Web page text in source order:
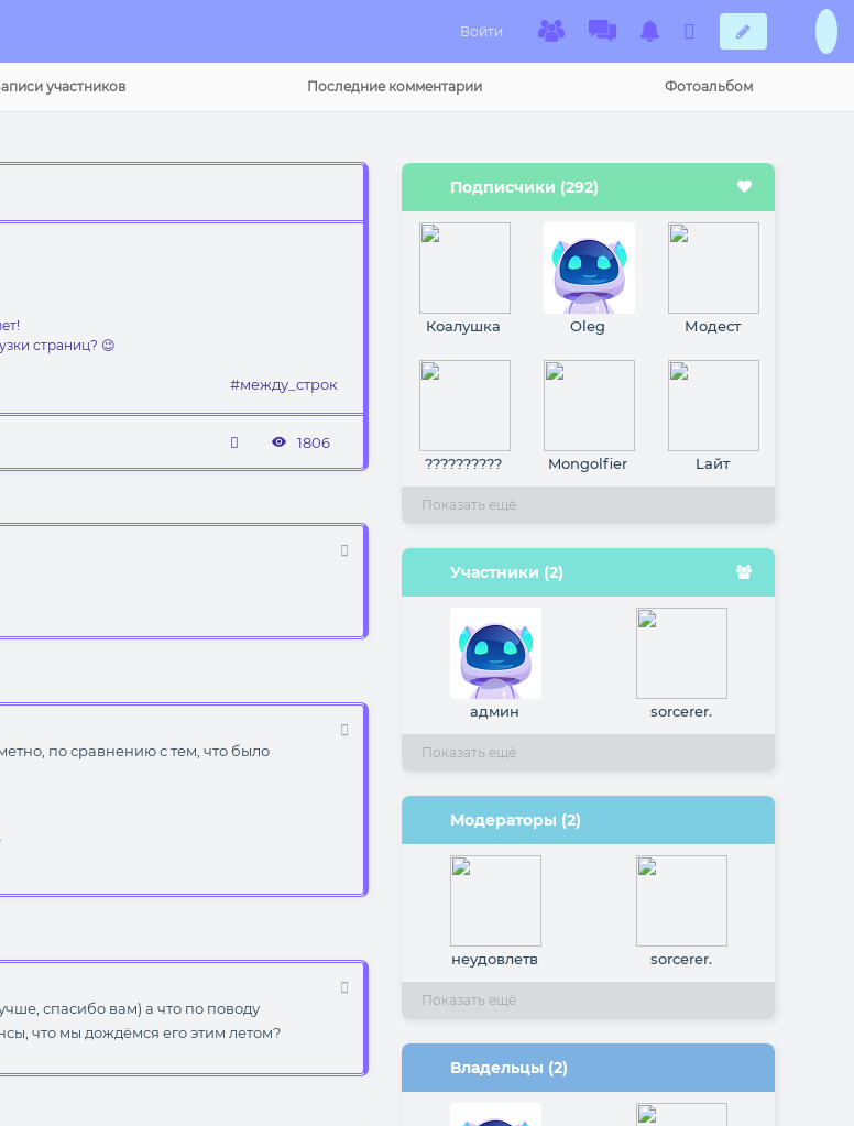
Войти
участников Последние комментарии Фотоальбом
страниц? 😉
#между_строк
1806
по сравнению с тем, что было
спасибо вам) а что по поводу
что мы дождёмся его этим летом?
Подписчики (292)
Коалушка Oleg Модест
?????????? Mongolfier Lайт
Показать ещё
Участники (2)
админ sorcerer.
Показать ещё
Модераторы (2)
неудовлетв
орённый
малыш
sorcerer.
Показать ещё
Владельцы (2)